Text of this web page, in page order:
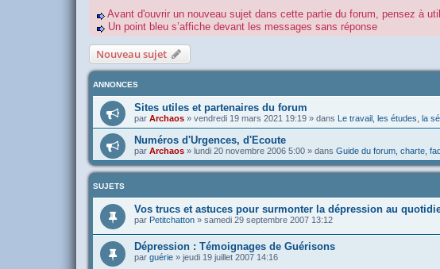
Avant d'ouvrir un nouveau sujet dans cette partie du forum, pensez à
Un point bleu s’affiche devant les messages sans réponse
Nouveau sujet
ANNONCES
Sites utiles et partenaires du forum
par Archaos » vendredi 19 mars 2021 19:19 » dans Le travail, les études, la
Numéros d'Urgences, d'Ecoute
par Archaos » lundi 20 novembre 2006 5:00 » dans Guide du forum, charte,
SUJETS
Vos trucs et astuces pour surmonter la dépression au
par Petitchatton » samedi 29 septembre 2007 13:12
Dépression : Témoignages de Guérisons
par guérie » jeudi 19 juillet 2007 14:16